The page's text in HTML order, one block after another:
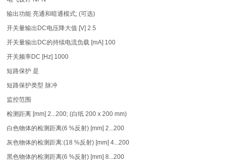
输出功能 亮通和暗通模式; (可选)
开关量输出DC电压降大值 [V] 2.5
开关量输出DC的持续电流负载 [mA] 100
开关频率DC [Hz] 1000
短路保护 是
短路保护类型 脉冲
监控范围
检测距离 [mm] 2...200; (白纸 200 x 200 mm)
白色物体的检测距离(6 %反射) [mm] 2...200
灰色物体的检测距离:(18 %反射) [mm] 4...200
黑色物体的检测距离(6 %反射) [mm] 8...200